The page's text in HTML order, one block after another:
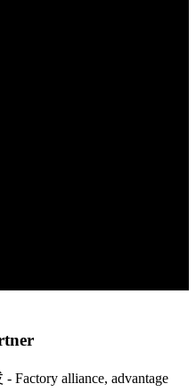
alliance, advantage